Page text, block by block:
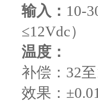
输入： 10-
≤12Vdc）
温度：
补偿： 32至
效果：